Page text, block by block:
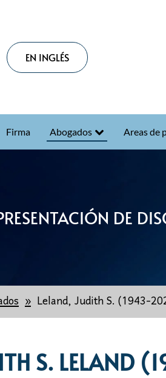
EN INGLÉS
Firma Abogados Areas de
DE
Leland, Judith S. (1943-
S. LELAND